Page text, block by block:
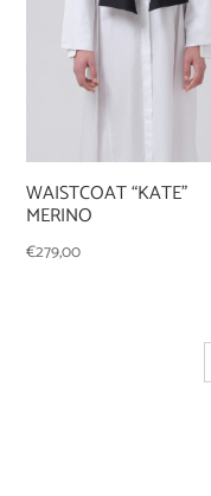
WAISTCOAT “KATE”
MERINO
€279,00